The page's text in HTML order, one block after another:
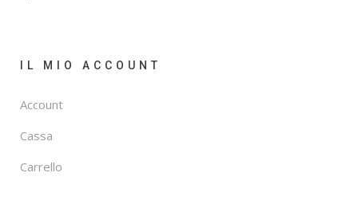
IL MIO ACCOUNT
Account
Cassa
Carrello